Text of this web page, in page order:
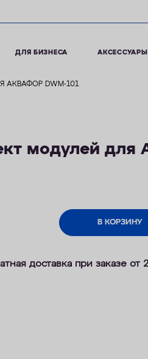
ДЛЯ БИЗНЕСА АКСЕССУАРЫ
DWM-101
модулей для
В КОРЗИНУ
доставка при заказе от